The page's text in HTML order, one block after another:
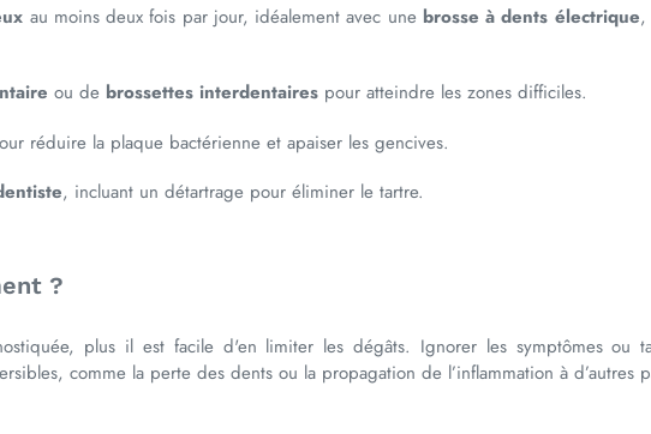
au moins deux fois par jour, idéalement avec une brosse à dents électrique,
ou de brossettes interdentaires pour atteindre les zones difficiles.
réduire la plaque bactérienne et apaiser les gencives.
, incluant un détartrage pour éliminer le tartre.
?
plus il est facile d'en limiter les dégâts. Ignorer les symptômes ou
comme la perte des dents ou la propagation de l’inflammation à d’autres